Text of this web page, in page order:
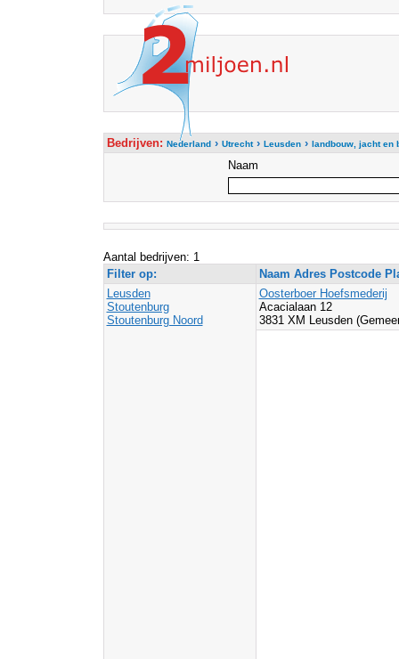
Bedrijven: Nederland› Utrecht› Leusden› landbouw, jacht en
Naam
Aantal bedrijven: 1
Filter op:
Naam Adres Postcode
Leusden
Stoutenburg
Stoutenburg Noord
Oosterboer Hoefsmederij
Acacialaan 12
3831 XM Leusden